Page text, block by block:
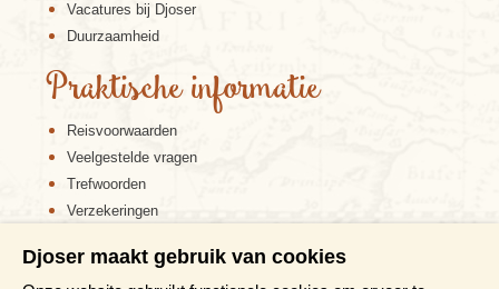
Vacatures bij Djoser
Duurzaamheid
Praktische informatie
Reisvoorwaarden
Veelgestelde vragen
Trefwoorden
Verzekeringen
Disclaimer
Djoser maakt gebruik van cookies